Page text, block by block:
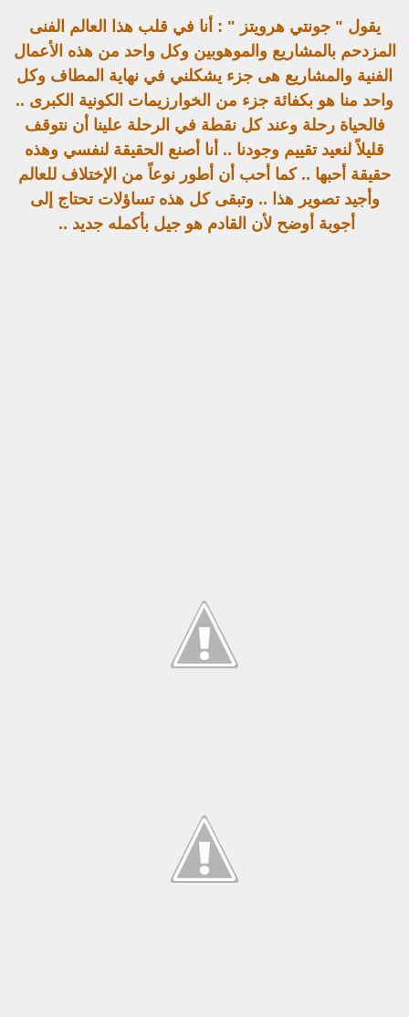
يقول " جونتي هرويتز " : أنا في قلب هذا العالم الفنى
المزدحم بالمشاريع والموهوبين وكل واحد من هذه الأعمال
الفنية والمشاريع هى جزء يشكلني في نهاية المطاف وكل
واحد منا هو بكفائة جزء من الخوارزيمات الكونية الكبرى ..
فالحياة رحلة وعند كل نقطة في الرحلة علينا أن نتوقف
قليلاً لنعيد تقييم وجودنا .. أنا أصنع الحقيقة لنفسي وهذه
حقيقة أحبها .. كما أحب أن أطور نوعاً من الإختلاف للعالم
وأجيد تصوير هذا .. وتبقى كل هذه تساؤلات تحتاج إلى
أجوبة أوضح لأن القادم هو جيل بأكمله جديد ..